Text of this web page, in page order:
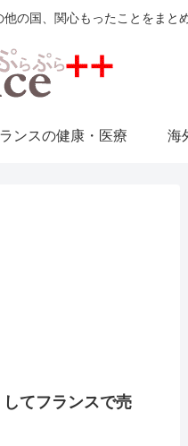
の国、関心もったことをまと
ンスの健康・医療 海
てフランスで売